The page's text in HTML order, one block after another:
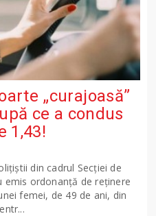
„curajoasă”
ce a condus
1,43!
din cadrul Secției de
emis ordonanță de reținere
femei, de 49 de ani, din